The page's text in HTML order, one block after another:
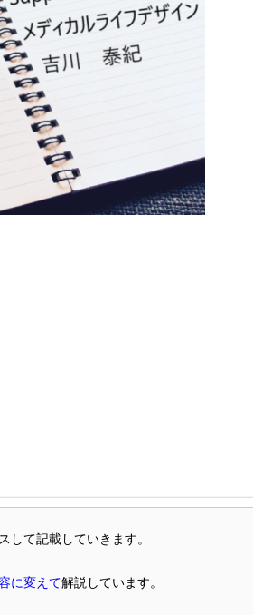
して記載していきます。
に変えて解説しています。